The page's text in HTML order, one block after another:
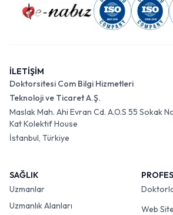
İLETİŞİM
Doktorsitesi Com Bilgi Hizmetleri
Teknoloji ve Ticaret A.Ş.
Maslak Mah. Ahi Evran Cd. A.O.S 55 Sokak
Kat Kolektif House
İstanbul, Türkiye
SAĞLIK
Uzmanlar
Uzmanlık Alanları
Web